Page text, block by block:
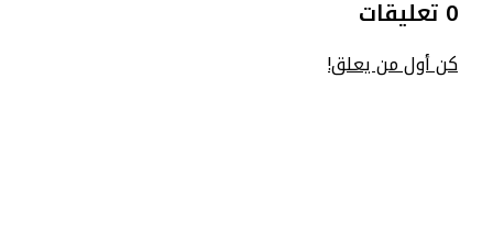
0 تعليقات
كن أول من يعلق!